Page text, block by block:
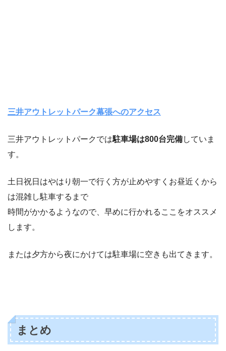
三井アウトレットパーク幕張へのアクセス
三井アウトレットパークでは駐車場は800台完備していま
す。
土日祝日はやはり朝一で行く方が止めやすくお昼近くから
は混雑し駐車するまで
時間がかかるようなので、早めに行かれるここをオススメ
します。
または夕方から夜にかけては駐車場に空きも出てきます。
まとめ